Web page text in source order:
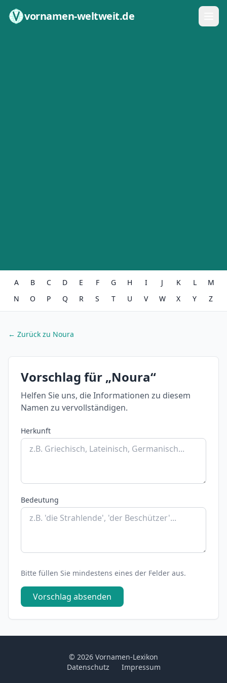
vornamen-weltweit.de
A B C D E F G H I J K L
M
N
O P Q R S T U V W X Y Z
← Zurück zu Noura
Vorschlag für „Noura“
Helfen Sie uns, die Informationen zu diesem
Namen zu vervollständigen.
Herkunft
Bedeutung
Bitte füllen Sie mindestens eines der Felder aus.
Vorschlag absenden
© 2026 Vornamen-Lexikon
Datenschutz
Impressum